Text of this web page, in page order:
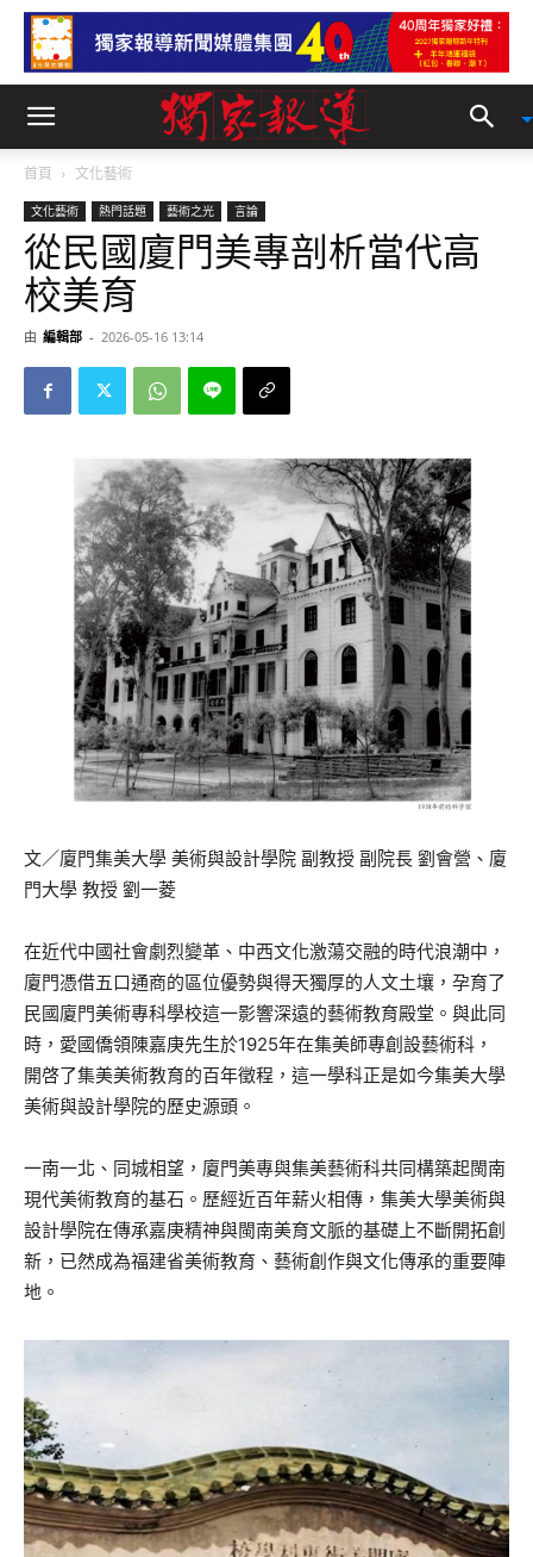
首頁 文化藝術
文化藝術 熱門話題 藝術之光 言論
從民國廈門美專剖析當代高
校美育
由 編輯部 - 2026-05-16 13:14
文／廈門集美大學 美術與設計學院 副教授 副院長 劉會營、廈
門大學 教授 劉一菱
在近代中國社會劇烈變革、中西文化激蕩交融的時代浪潮中，
廈門憑借五口通商的區位優勢與得天獨厚的人文土壤，孕育了
民國廈門美術專科學校這一影響深遠的藝術教育殿堂。與此同
時，愛國僑領陳嘉庚先生於1925年在集美師專創設藝術科，
開啓了集美美術教育的百年徵程，這一學科正是如今集美大學
美術與設計學院的歷史源頭。
一南一北、同城相望，廈門美專與集美藝術科共同構築起閩南
現代美術教育的基石。歷經近百年薪火相傳，集美大學美術與
設計學院在傳承嘉庚精神與閩南美育文脈的基礎上不斷開拓創
新，已然成為福建省美術教育、藝術創作與文化傳承的重要陣
地。